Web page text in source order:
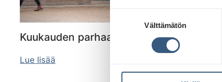
o
Välttämätön
Kuukauden parhaat – Maaliskuu
Lue lisää